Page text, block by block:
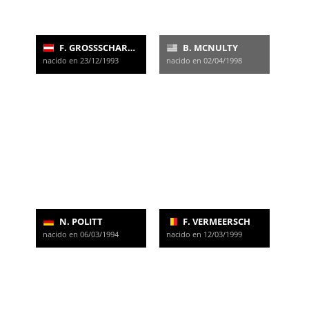
F. GROSSSCHARTNER
nacido en 23/12/1993
B. MCNULTY
nacido en 02/04/1998
N. POLITT
nacido en 06/03/1994
F. VERMEERSCH
nacido en 12/03/1999